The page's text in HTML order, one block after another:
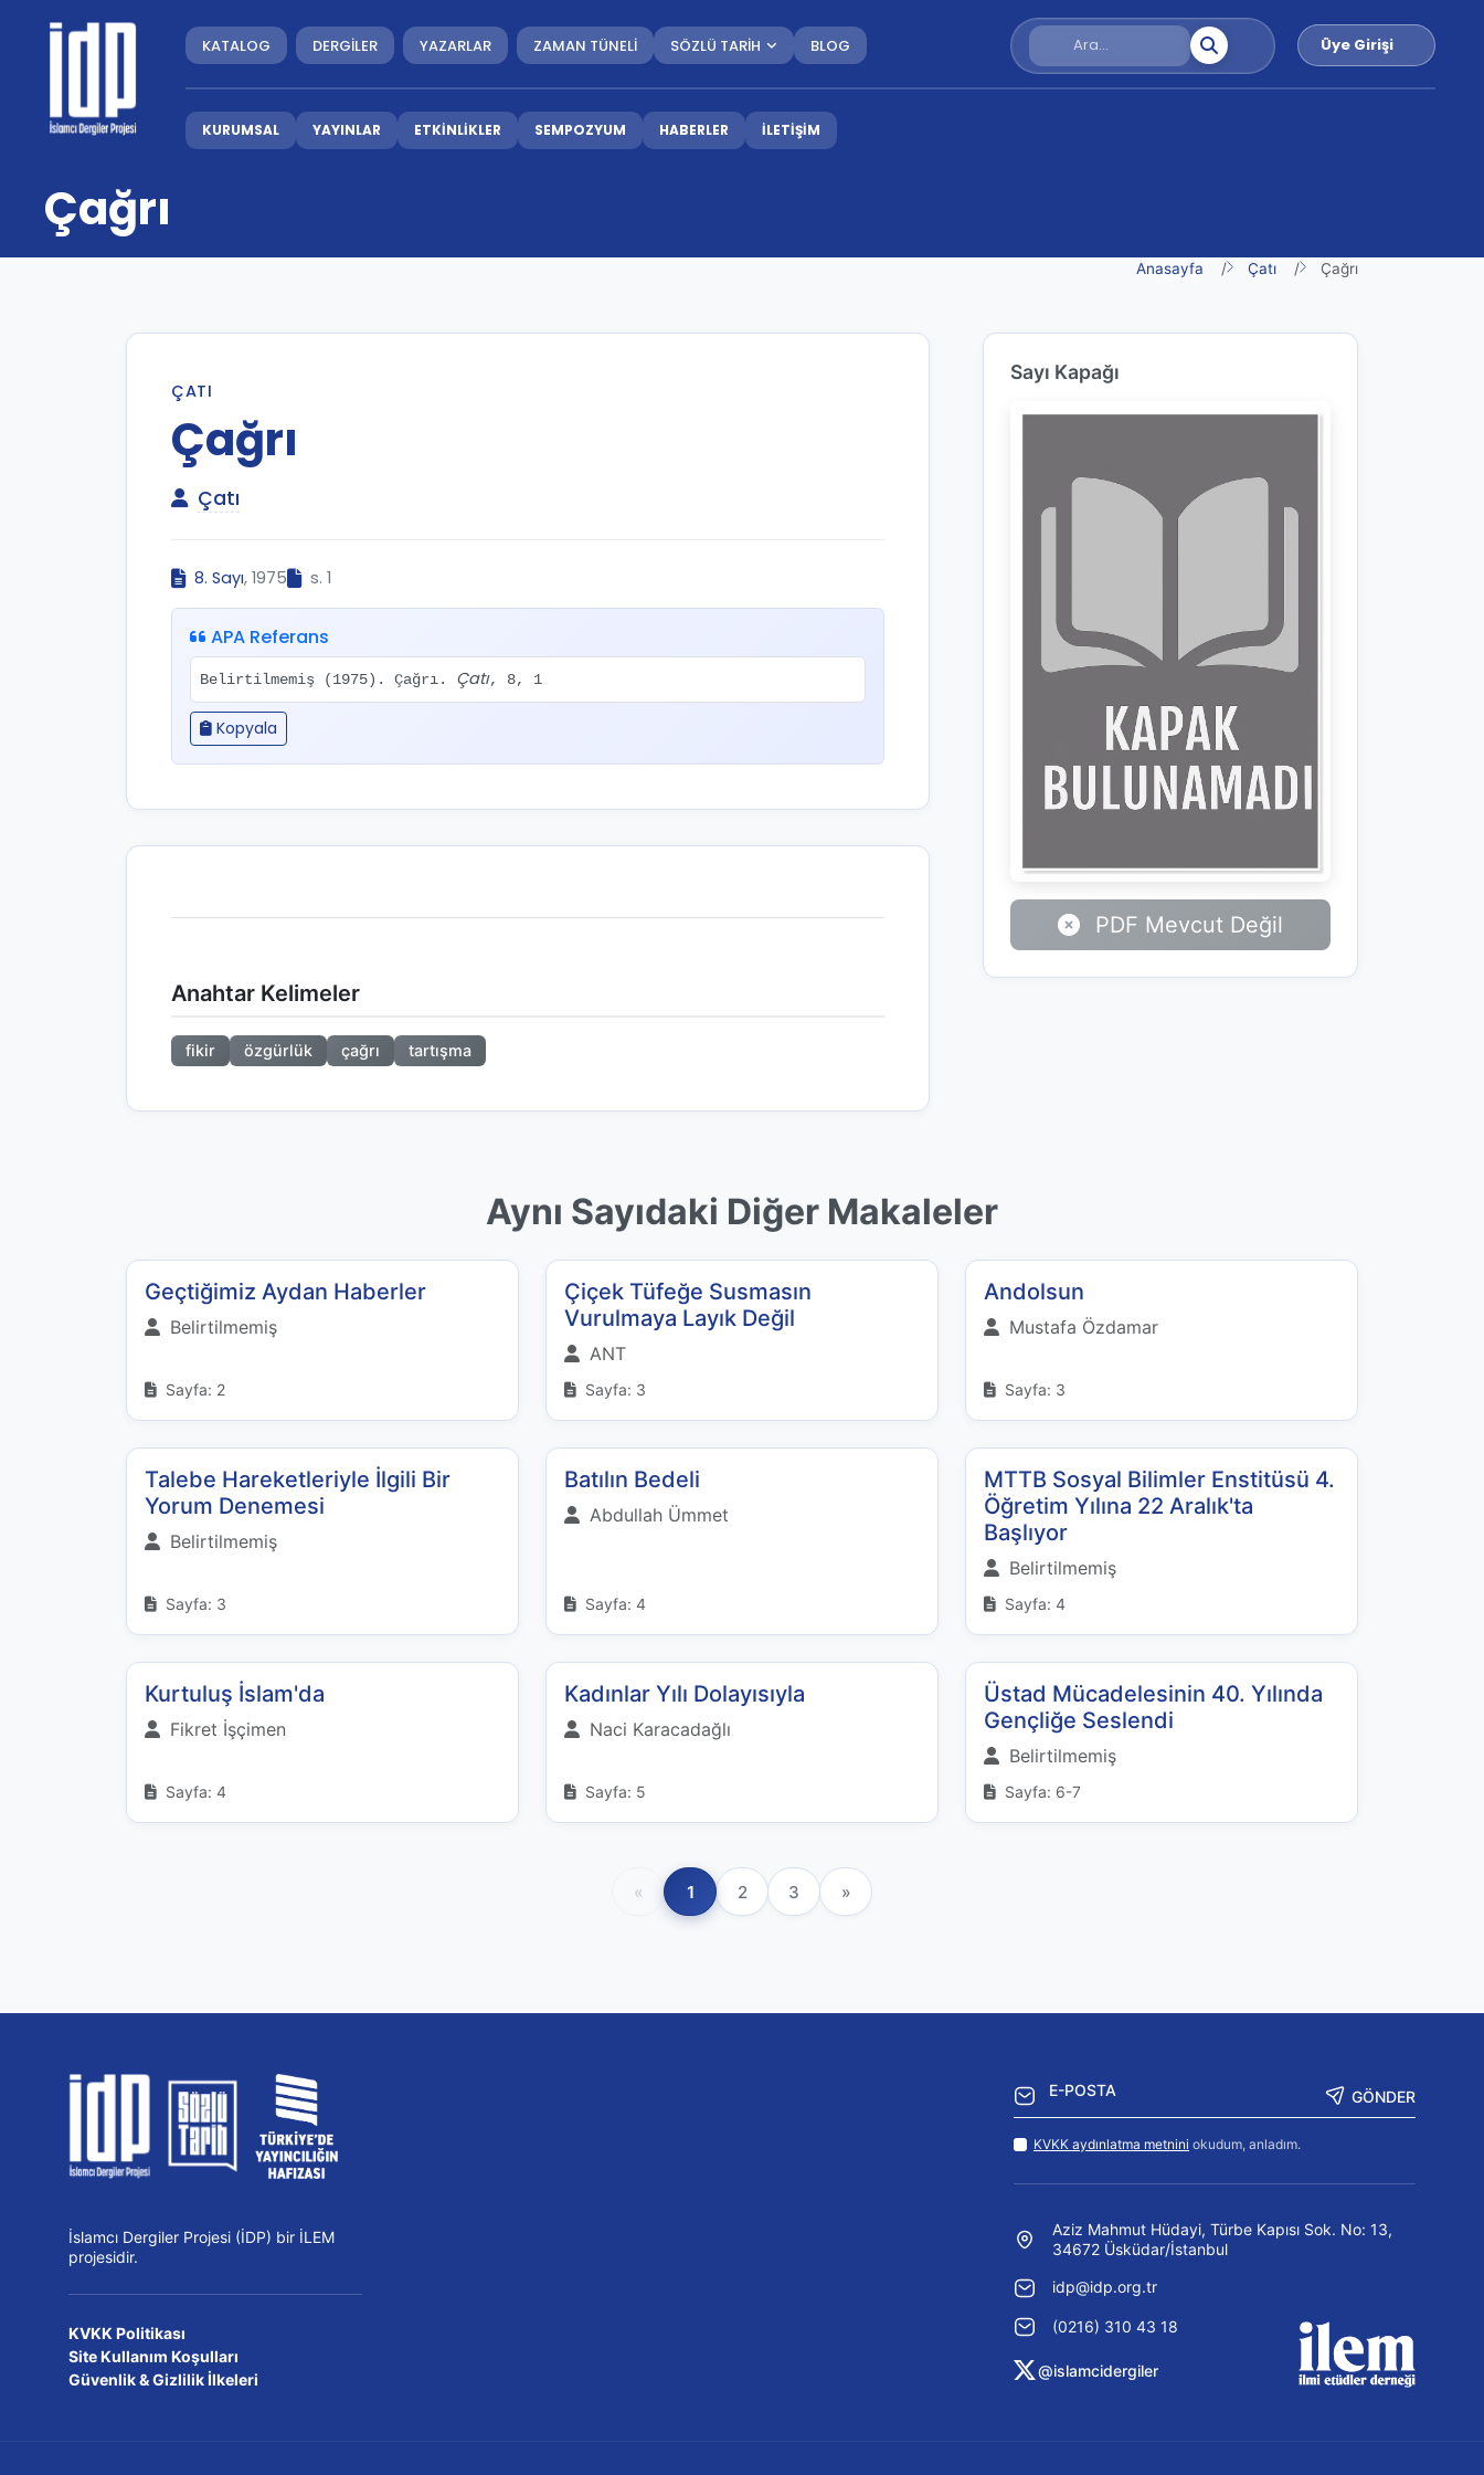
KATALOG DERGİLER YAZARLAR ZAMAN TÜNELİ SÖZLÜ TARİH BLOG Üye Girişi
KURUMSAL YAYINLAR ETKİNLİKLER SEMPOZYUM HABERLER İLETİŞİM
Çağrı
Anasayfa Çatı Çağrı
ÇATI
Çağrı
Çatı
8. Sayı, 1975 s. 1
APA Referans
Belirtilmemiş (1975). Çağrı. Çatı, 8, 1
Kopyala
Anahtar Kelimeler
fikir özgürlük çağrı tartışma
Sayı Kapağı
PDF Mevcut Değil
Aynı Sayıdaki Diğer Makaleler
Geçtiğimiz Aydan Haberler
Belirtilmemiş
Sayfa: 2
Çiçek Tüfeğe Susmasın
Vurulmaya Layık Değil
ANT
Sayfa: 3
Andolsun
Mustafa Özdamar
Sayfa: 3
Talebe Hareketleriyle İlgili Bir
Yorum Denemesi
Belirtilmemiş
Sayfa: 3
Batılın Bedeli
Abdullah Ümmet
Sayfa: 4
MTTB Sosyal Bilimler Enstitüsü 4.
Öğretim Yılına 22 Aralık'ta
Başlıyor
Belirtilmemiş
Sayfa: 4
Kurtuluş İslam'da
Fikret İşçimen
Sayfa: 4
Kadınlar Yılı Dolayısıyla
Naci Karacadağlı
Sayfa: 5
Üstad Mücadelesinin 40. Yılında
Gençliğe Seslendi
Belirtilmemiş
Sayfa: 6-7
« 1 2 3 »
İslamcı Dergiler Projesi (İDP) bir İLEM
projesidir.
KVKK Politikası
Site Kullanım Koşulları
Güvenlik & Gizlilik İlkeleri
GÖNDER
KVKK aydınlatma metnini okudum, anladım.
Aziz Mahmut Hüdayi, Türbe Kapısı Sok. No: 13,
34672 Üsküdar/İstanbul
idp@idp.org.tr
(0216) 310 43 18
@islamcidergiler